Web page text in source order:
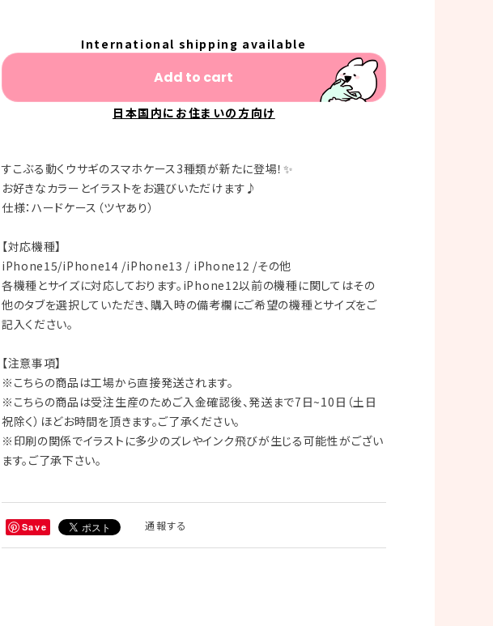
International shipping available
Add to cart
日本国内にお住まいの方向け
すこぶる動くウサギのスマホケース3種類が新たに登場！✨
お好きなカラーとイラストをお選びいただけます♪
仕様：ハードケース（ツヤあり）
【対応機種】
iPhone15/iPhone14 /iPhone13 / iPhone12 /その他
各機種とサイズに対応しております。iPhone12以前の機種に関してはその
他のタブを選択していただき、購入時の備考欄にご希望の機種とサイズをご
記入ください。
【注意事項】
※こちらの商品は工場から直接発送されます。
※こちらの商品は受注生産のためご入金確認後、発送まで7日~10日（土日
祝除く）ほどお時間を頂きます。ご了承ください。
※印刷の関係でイラストに多少のズレやインク飛びが生じる可能性がござい
ます。ご了承下さい。
Save 通報する